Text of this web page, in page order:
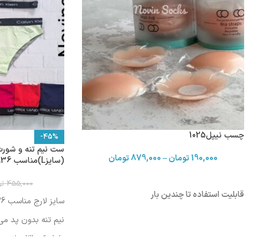
چسب نیپل1025
190,000تومان–
879,000تومان
قابلیت استفاده تا چندین بار
-45%
(سایزL)مناسب 36و38
455,000
سایز لارج مناسب 36و38
نیم تنه بدون پد
طول کمر31 سانت